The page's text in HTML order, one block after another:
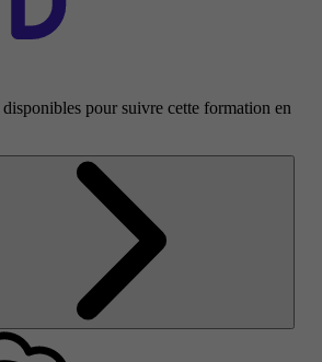
pour suivre cette formation en